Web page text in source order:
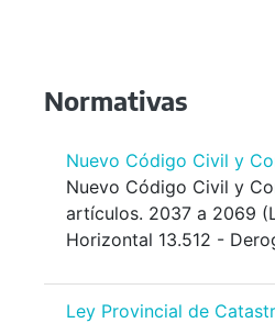
Normativas
Nuevo Código Civil y
Nuevo Código Civil y
artículos. 2037 a 2069
Horizontal 13.512 -
Ley Provincial de